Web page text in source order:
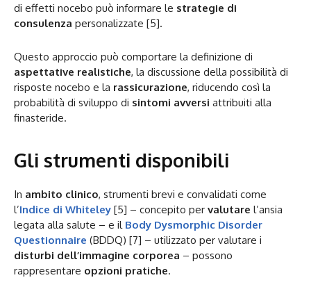
di effetti nocebo può informare le strategie di
consulenza personalizzate [5].
Questo approccio può comportare la definizione di
aspettative realistiche, la discussione della possibilità di
risposte nocebo e la rassicurazione, riducendo così la
probabilità di sviluppo di sintomi avversi attribuiti alla
finasteride.
Gli strumenti disponibili
In ambito clinico, strumenti brevi e convalidati come
l’Indice di Whiteley [5] – concepito per valutare l’ansia
legata alla salute – e il Body Dysmorphic Disorder
Questionnaire (BDDQ) [7] – utilizzato per valutare i
disturbi dell’immagine corporea – possono
rappresentare opzioni pratiche.